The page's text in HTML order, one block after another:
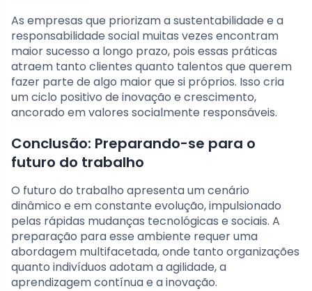
As empresas que priorizam a sustentabilidade e a
responsabilidade social muitas vezes encontram
maior sucesso a longo prazo, pois essas práticas
atraem tanto clientes quanto talentos que querem
fazer parte de algo maior que si próprios. Isso cria
um ciclo positivo de inovação e crescimento,
ancorado em valores socialmente responsáveis.
Conclusão: Preparando-se para o
futuro do trabalho
O futuro do trabalho apresenta um cenário
dinâmico e em constante evolução, impulsionado
pelas rápidas mudanças tecnológicas e sociais. A
preparação para esse ambiente requer uma
abordagem multifacetada, onde tanto organizações
quanto indivíduos adotam a agilidade, a
aprendizagem contínua e a inovação.